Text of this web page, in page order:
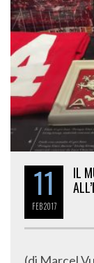
11
FEB2017
IL